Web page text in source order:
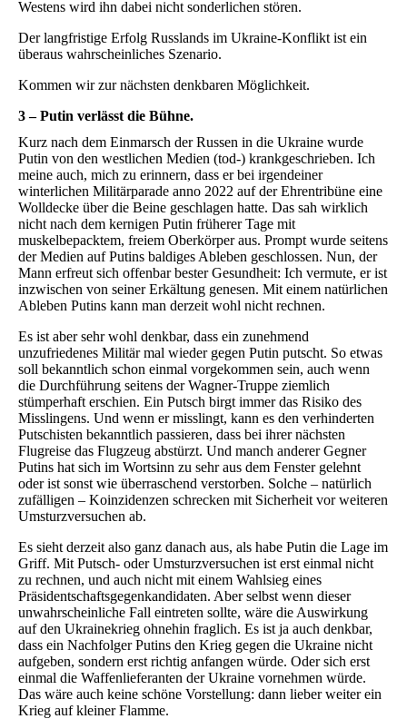
Westens wird ihn dabei nicht sonderlichen stören.
Der langfristige Erfolg Russlands im Ukraine-Konflikt ist ein
überaus wahrscheinliches Szenario.
Kommen wir zur nächsten denkbaren Möglichkeit.
3 – Putin verlässt die Bühne.
Kurz nach dem Einmarsch der Russen in die Ukraine wurde
Putin von den westlichen Medien (tod-) krankgeschrieben. Ich
meine auch, mich zu erinnern, dass er bei irgendeiner
winterlichen Militärparade anno 2022 auf der Ehrentribüne eine
Wolldecke über die Beine geschlagen hatte. Das sah wirklich
nicht nach dem kernigen Putin früherer Tage mit
muskelbepacktem, freiem Oberkörper aus. Prompt wurde seitens
der Medien auf Putins baldiges Ableben geschlossen. Nun, der
Mann erfreut sich offenbar bester Gesundheit: Ich vermute, er ist
inzwischen von seiner Erkältung genesen. Mit einem natürlichen
Ableben Putins kann man derzeit wohl nicht rechnen.
Es ist aber sehr wohl denkbar, dass ein zunehmend
unzufriedenes Militär mal wieder gegen Putin putscht. So etwas
soll bekanntlich schon einmal vorgekommen sein, auch wenn
die Durchführung seitens der Wagner-Truppe ziemlich
stümperhaft erschien. Ein Putsch birgt immer das Risiko des
Misslingens. Und wenn er misslingt, kann es den verhinderten
Putschisten bekanntlich passieren, dass bei ihrer nächsten
Flugreise das Flugzeug abstürzt. Und manch anderer Gegner
Putins hat sich im Wortsinn zu sehr aus dem Fenster gelehnt
oder ist sonst wie überraschend verstorben. Solche – natürlich
zufälligen – Koinzidenzen schrecken mit Sicherheit vor weiteren
Umsturzversuchen ab.
Es sieht derzeit also ganz danach aus, als habe Putin die Lage im
Griff. Mit Putsch- oder Umsturzversuchen ist erst einmal nicht
zu rechnen, und auch nicht mit einem Wahlsieg eines
Präsidentschaftsgegenkandidaten. Aber selbst wenn dieser
unwahrscheinliche Fall eintreten sollte, wäre die Auswirkung
auf den Ukrainekrieg ohnehin fraglich. Es ist ja auch denkbar,
dass ein Nachfolger Putins den Krieg gegen die Ukraine nicht
aufgeben, sondern erst richtig anfangen würde. Oder sich erst
einmal die Waffenlieferanten der Ukraine vornehmen würde.
Das wäre auch keine schöne Vorstellung: dann lieber weiter ein
Krieg auf kleiner Flamme.